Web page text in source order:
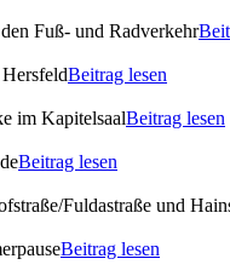
Fuß- und Radverkehr
Beitrag lesen
im KapitelsaalBeitrag lesen
Beitrag lesen
Fuldastraße und
Beitrag lesen